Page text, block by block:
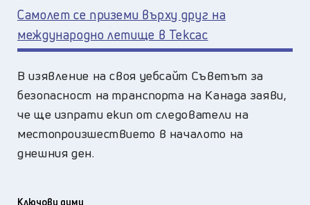
Самолет се приземи върху друг на
международно летище в Тексас
В изявление на своя уебсайт Съветът за
безопасност на транспорта на Канада заяви,
че ще изпрати екип от следователи на
местопроизшествието в началото на
днешния ден.
Ключови думи